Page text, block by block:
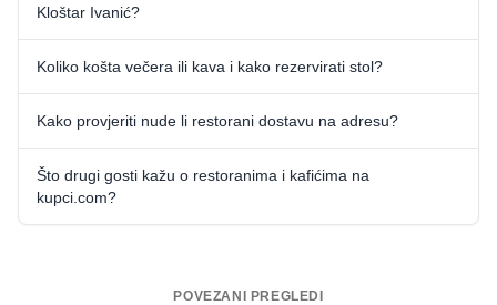
Kloštar Ivanić?
Koliko košta večera ili kava i kako rezervirati stol?
Kako provjeriti nude li restorani dostavu na adresu?
Što drugi gosti kažu o restoranima i kafićima na
kupci.com?
POVEZANI PREGLEDI